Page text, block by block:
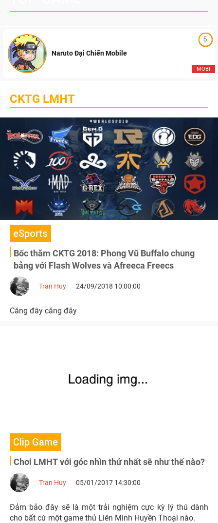
5
MOBI
Naruto Đại Chiến Mobile
CKTG LMHT
eSports
Bốc thăm CKTG 2018: Phong Vũ Buffalo chung
bảng với Flash Wolves và Afreeca Freecs
Tran Huy 24/09/2018 10:00:00
Căng đây căng đây
Clip Game
Chơi LMHT với góc nhìn thứ nhất sẽ như thế nào?
Tran Huy 05/01/2017 14:30:00
Đảm bảo đây sẽ là một trải nghiệm cực kỳ lý thú dành
cho bất cứ một game thủ Liên Minh Huyền Thoại nào.